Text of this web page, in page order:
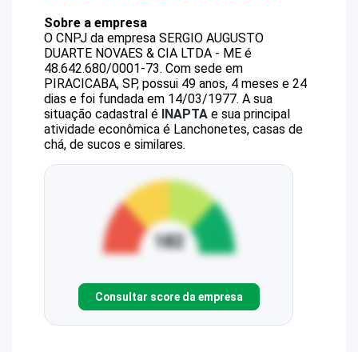
Sobre a empresa
O CNPJ da empresa SERGIO AUGUSTO
DUARTE NOVAES & CIA LTDA - ME é
48.642.680/0001-73. Com sede em
PIRACICABA, SP, possui 49 anos, 4 meses e 24
dias e foi fundada em 14/03/1977. A sua
situação cadastral é INAPTA e sua principal
atividade econômica é Lanchonetes, casas de
chá, de sucos e similares.
Consultar score da empresa